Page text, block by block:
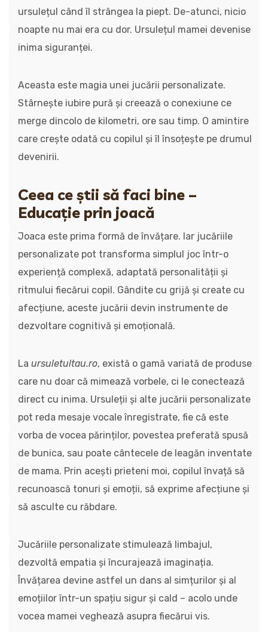
ursulețul când îl strângea la piept. De-atunci, nicio
noapte nu mai era cu dor. Ursulețul mamei devenise
inima siguranței.
Aceasta este magia unei jucării personalizate.
Stârnește iubire pură și creează o conexiune ce
merge dincolo de kilometri, ore sau timp. O amintire
care crește odată cu copilul și îl însoțește pe drumul
devenirii.
Ceea ce știi să faci bine –
Educație prin joacă
Joaca este prima formă de învățare. Iar jucăriile
personalizate pot transforma simplul joc într-o
experiență complexă, adaptată personalității și
ritmului fiecărui copil. Gândite cu grijă și create cu
afecțiune, aceste jucării devin instrumente de
dezvoltare cognitivă și emoțională.
La ursuletultau.ro, există o gamă variată de produse
care nu doar că mimează vorbele, ci le conectează
direct cu inima. Ursuleții și alte jucării personalizate
pot reda mesaje vocale înregistrate, fie că este
vorba de vocea părinților, povestea preferată spusă
de bunica, sau poate cântecele de leagăn inventate
de mama. Prin acești prieteni moi, copilul învață să
recunoască tonuri și emoții, să exprime afecțiune și
să asculte cu răbdare.
Jucăriile personalizate stimulează limbajul,
dezvoltă empatia și încurajează imaginația.
Învățarea devine astfel un dans al simțurilor și al
emoțiilor într-un spațiu sigur și cald – acolo unde
vocea mamei veghează asupra fiecărui vis.